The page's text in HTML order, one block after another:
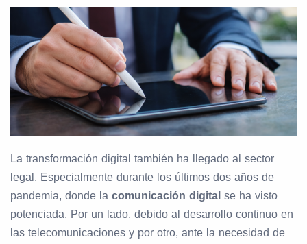
La transformación digital también ha llegado al sector
legal. Especialmente durante los últimos dos años de
pandemia, donde la comunicación digital se ha visto
potenciada. Por un lado, debido al desarrollo continuo en
las telecomunicaciones y por otro, ante la necesidad de